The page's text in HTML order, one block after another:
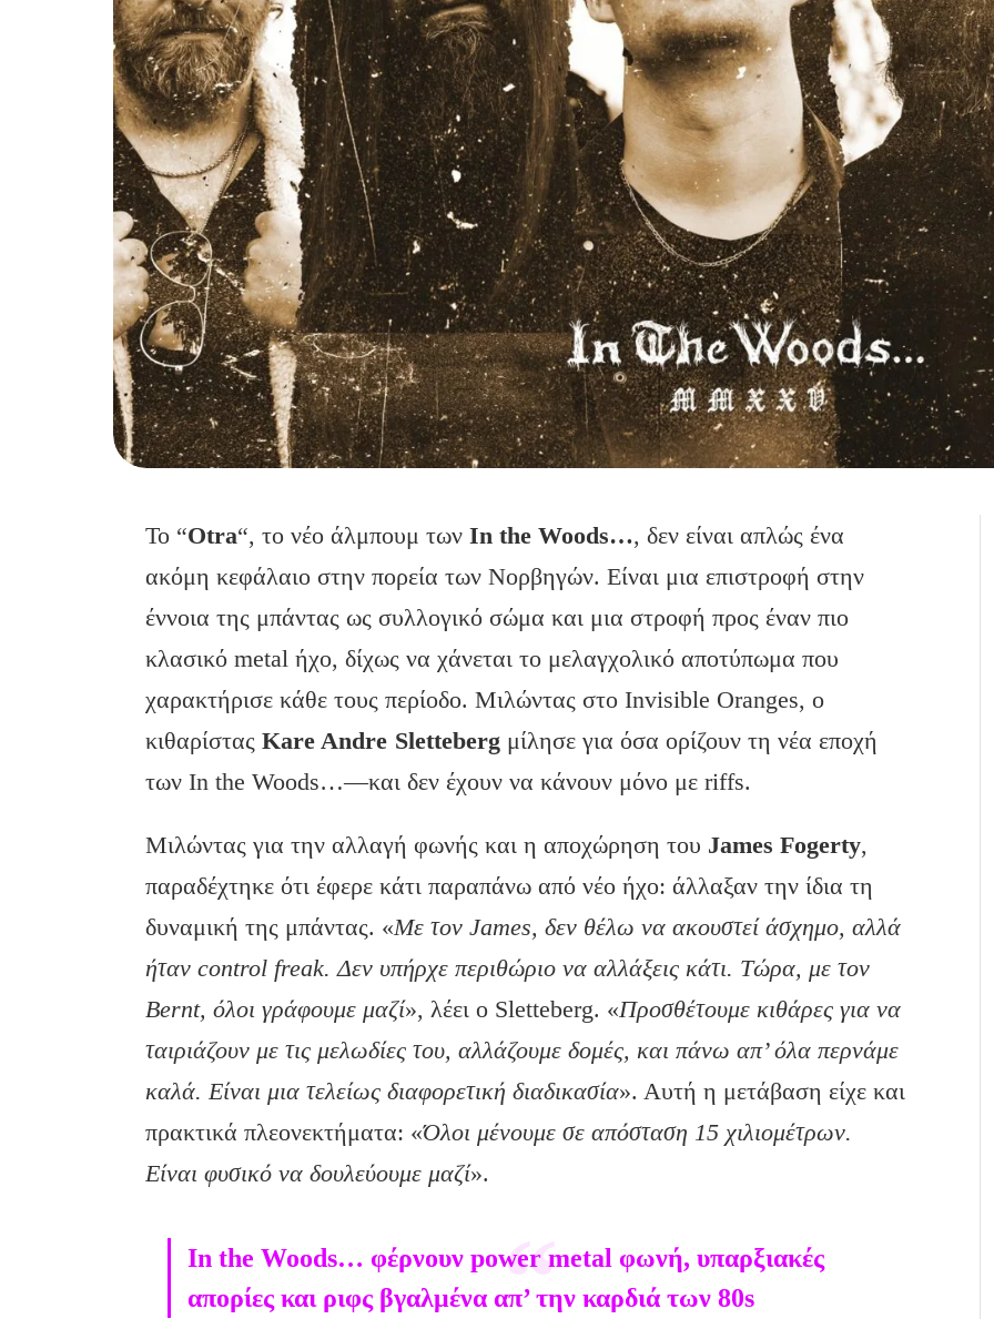
Το “Otra“, το νέο άλμπουμ τωνIn the Woods…, δεν είναι απλώς ένα
ακόμη κεφάλαιο στην πορεία των Νορβηγών. Είναι μια επιστροφή στην
έννοια της μπάντας ως συλλογικό σώμα και μια στροφή προς έναν πιο
κλασικό metal ήχο, δίχως να χάνεται το μελαγχολικό αποτύπωμα που
χαρακτήρισε κάθε τους περίοδο. Μιλώντας στο Invisible Oranges, ο
κιθαρίσταςKare Andre Sletteberg μίλησε για όσα ορίζουν τη νέα εποχή
των In the Woods…—και δεν έχουν να κάνουν μόνο με riffs.
Μιλώντας για την αλλαγή φωνής και η αποχώρηση του James Fogerty,
παραδέχτηκε ότι έφερε κάτι παραπάνω από νέο ήχο: άλλαξαν την ίδια τη
δυναμική της μπάντας. «Με τονJames, δεν θέλω να ακουστεί άσχημο, αλλά
ήταν control freak. Δεν υπήρχε περιθώριο να αλλάξεις κάτι. Τώρα, με τον
Bernt, όλοι γράφουμε μαζί», λέει ο Sletteberg. «Προσθέτουμε κιθάρες για να
ταιριάζουν με τις μελωδίες του, αλλάζουμε δομές, και πάνω απ’ όλα περνάμε
καλά. Είναι μια τελείως διαφορετική διαδικασία». Αυτή η μετάβαση είχε και
πρακτικά πλεονεκτήματα: «Όλοι μένουμε σε απόσταση 15 χιλιομέτρων.
Είναι φυσικό να δουλεύουμε μαζί».
In the Woods… φέρνουν power metal φωνή, υπαρξιακές
απορίες και ριφς βγαλμένα απ’ την καρδιά των 80s